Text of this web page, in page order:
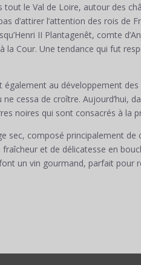
tout le Val de Loire, autour des
d’attirer l’attention des rois de
II Plantagenêt, comte
la Cour. Une tendance qui fut
au développement des
cessa de croître. Aujourd’hui,
noires qui sont consacrés à la
sec, composé principalement
et de délicatesse en
un vin gourmand, parfait pour